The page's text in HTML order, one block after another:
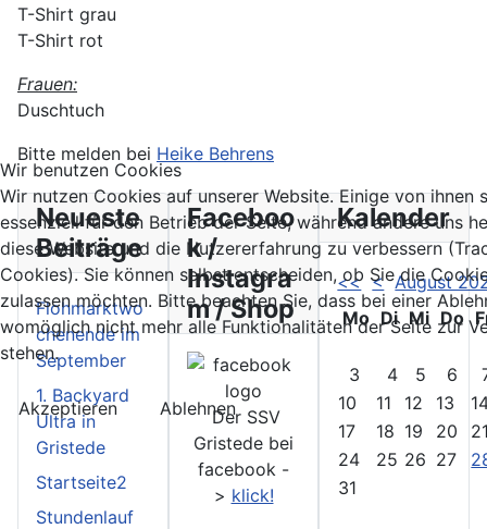
T-Shirt grau
T-Shirt rot
Frauen:
Duschtuch
Bitte melden bei Heike Behrens
Neueste
Beiträge
Flohmarktwo
chenende im
September
1. Backyard
Ultra in
Gristede
Startseite2
Stundenlauf
Faceboo
k /
Instagra
m / Shop
Der SSV
Gristede bei
facebook -
> klick!
Kalender
<< < August
Mo Di Mi Do
3 4 5 6
10
11 12 13
17
18 19 20
24
25 26 27
31
Wir benutzen Cookies
Wir nutzen Cookies auf unserer Website. Einige von ihnen
essenziell für den Betrieb der Seite, während andere uns
diese Website und die Nutzererfahrung zu verbessern
Cookies). Sie können selbst entscheiden, ob Sie die
zulassen möchten. Bitte beachten Sie, dass bei einer
womöglich nicht mehr alle Funktionalitäten der Seite zur
stehen.
Akzeptieren Ablehnen